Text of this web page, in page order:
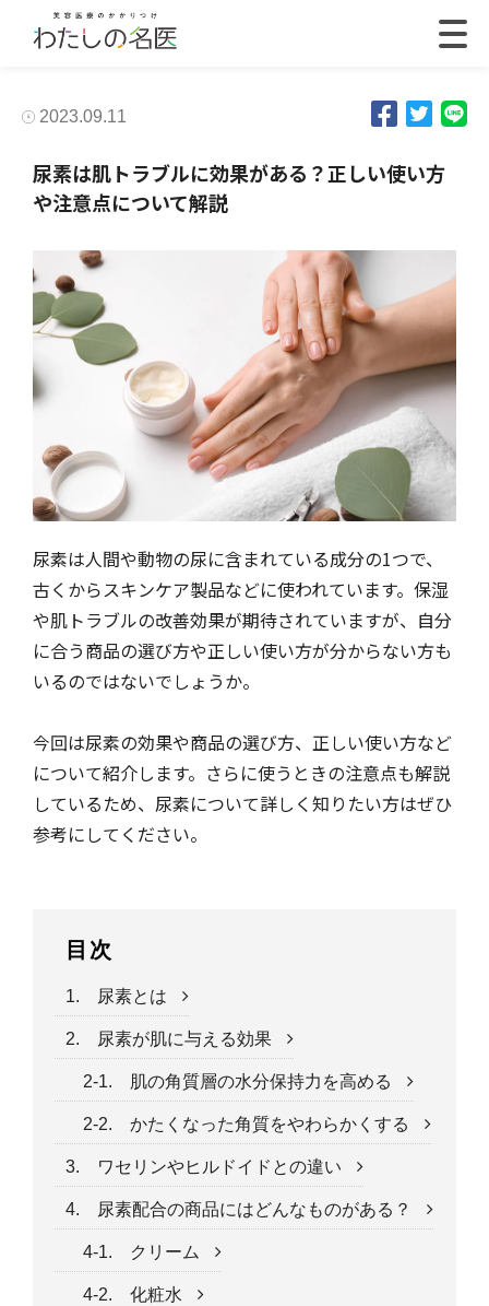
2023.09.11
尿素は肌トラブルに効果がある？正しい使い方
や注意点について解説
尿素は人間や動物の尿に含まれている成分の1つで、
古くからスキンケア製品などに使われています。保湿
や肌トラブルの改善効果が期待されていますが、自分
に合う商品の選び方や正しい使い方が分からない方も
いるのではないでしょうか。
今回は尿素の効果や商品の選び方、正しい使い方など
について紹介します。さらに使うときの注意点も解説
しているため、尿素について詳しく知りたい方はぜひ
参考にしてください。
目次
1. 尿素とは
2. 尿素が肌に与える効果
2-1. 肌の角質層の水分保持力を高める
2-2. かたくなった角質をやわらかくする
3. ワセリンやヒルドイドとの違い
4. 尿素配合の商品にはどんなものがある？
4-1. クリーム
4-2. 化粧水